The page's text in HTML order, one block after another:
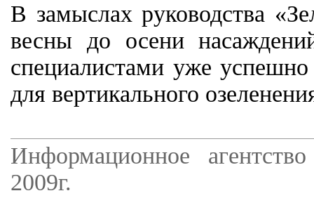
В замыслах руководства
весны до осени
специалистами уже
для вертикального
Информационное
2009г.